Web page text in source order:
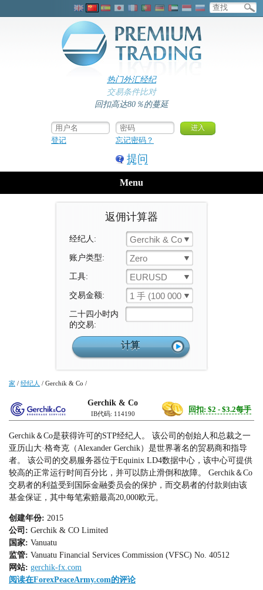
热门外汇经纪
交易条件比对
回扣高达80％的蔓延
登记 忘记密码？
提问
Menu
返佣计算器
经纪人: Gerchik & Co
账户类型: Zero
工具: EURUSD
交易金额: 1 手 (100 000 单位)
二十四小时内
的交易:
家 / 经纪人 / Gerchik & Co /
Gerchik & Co
IB代码: 114190 回扣: $2 - $3.2每手
Gerchik＆Co是获得许可的STP经纪人。 该公司的创始人和总裁之一
亚历山大·格奇克（Alexander Gerchik）是世界著名的贸易商和指导
者。 该公司的交易服务器位于Equinix LD4数据中心，该中心可提供
较高的正常运行时间百分比，并可以防止滑倒和故障。 Gerchik＆Co
交易者的利益受到国际金融委员会的保护，而交易者的付款则由该
基金保证，其中每笔索赔最高20,000欧元。
创建年份: 2015
公司: Gerchik & CO Limited
国家: Vanuatu
监管: Vanuatu Financial Services Commission (VFSC) No. 40512
网站: gerchik-fx.com
阅读在ForexPeaceArmy.com的评论